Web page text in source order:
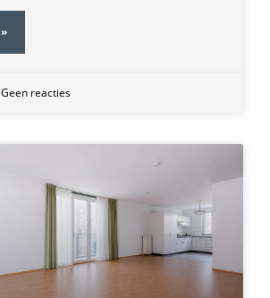
Geen reacties